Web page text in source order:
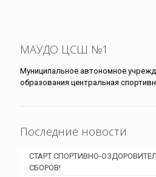
МАУДО ЦСШ №1
Муниципальное автономное
образования центральная
Последние новости
СТАРТ СПОРТИВНО-
СБОРОВ!